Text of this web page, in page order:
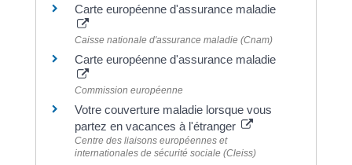
Carte européenne d'assurance maladie
Caisse nationale d'assurance maladie (Cnam)
Carte européenne d'assurance maladie
Commission européenne
Votre couverture maladie lorsque vous
partez en vacances à l'étranger
Centre des liaisons européennes et
internationales de sécurité sociale (Cleiss)